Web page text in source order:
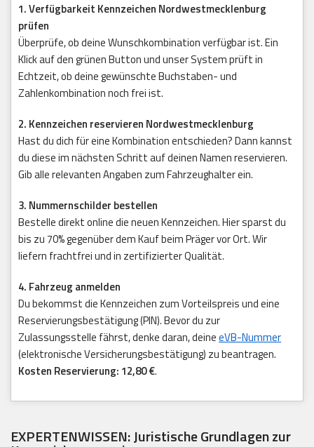
1. Verfügbarkeit Kennzeichen Nordwestmecklenburg
prüfen
Überprüfe, ob deine Wunschkombination verfügbar ist. Ein
Klick auf den grünen Button und unser System prüft in
Echtzeit, ob deine gewünschte Buchstaben- und
Zahlenkombination noch frei ist.
2. Kennzeichen reservieren Nordwestmecklenburg
Hast du dich für eine Kombination entschieden? Dann kannst
du diese im nächsten Schritt auf deinen Namen reservieren.
Gib alle relevanten Angaben zum Fahrzeughalter ein.
3. Nummernschilder bestellen
Bestelle direkt online die neuen Kennzeichen. Hier sparst du
bis zu 70% gegenüber dem Kauf beim Präger vor Ort. Wir
liefern frachtfrei und in zertifizierter Qualität.
4. Fahrzeug anmelden
Du bekommst die Kennzeichen zum Vorteilspreis und eine
Reservierungsbestätigung (PIN). Bevor du zur
Zulassungsstelle fährst, denke daran, deineeVB-Nummer
(elektronische Versicherungsbestätigung) zu beantragen.
Kosten Reservierung: 12,80 €.
EXPERTENWISSEN: Juristische Grundlagen zur